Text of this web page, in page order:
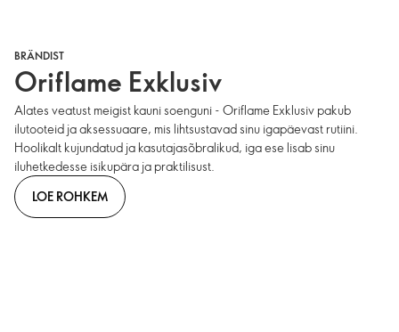
BRÄNDIST
Oriflame Exklusiv
Alates veatust meigist kauni soenguni - Oriflame Exklusiv pakub
ilutooteid ja aksessuaare, mis lihtsustavad sinu igapäevast rutiini.
Hoolikalt kujundatud ja kasutajasõbralikud, iga ese lisab sinu
iluhetkedesse isikupära ja praktilisust.
LOE ROHKEM